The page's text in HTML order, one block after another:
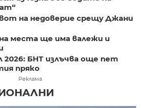
на недоверие срещу Джани
места ще има валежи и
2026: БНТ излъчва още пет
пряко
Реклама